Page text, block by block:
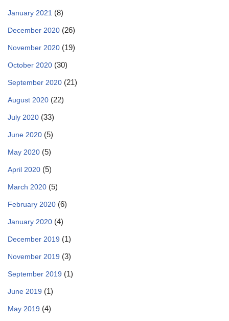
January 2021 (8)
December 2020 (26)
November 2020 (19)
October 2020 (30)
September 2020 (21)
August 2020 (22)
July 2020 (33)
June 2020 (5)
May 2020 (5)
April 2020 (5)
March 2020 (5)
February 2020 (6)
January 2020 (4)
December 2019 (1)
November 2019 (3)
September 2019 (1)
June 2019 (1)
May 2019 (4)